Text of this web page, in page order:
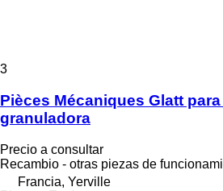
3
Pièces Mécaniques Glatt para
granuladora
Precio a consultar
Recambio - otras piezas de
Francia, Yerville